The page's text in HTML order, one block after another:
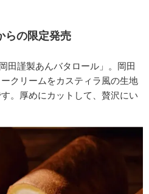
らの限定発売
田謹製あんバタロール」。岡田
クリームをカスティラ風の生地
。厚めにカットして、贅沢にい